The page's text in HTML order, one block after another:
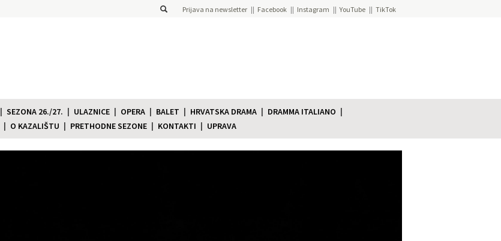
Prijava na newsletter Facebook Instagram YouTube TikTok
SEZONA 26./27. ULAZNICE OPERA BALET HRVATSKA DRAMA
DRAMMA ITALIANO
O KAZALIŠTU PRETHODNE SEZONE KONTAKTI UPRAVA